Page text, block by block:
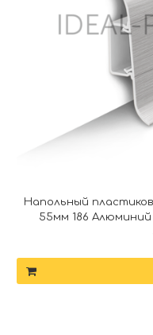
Напольный
55мм 186 Алюминий